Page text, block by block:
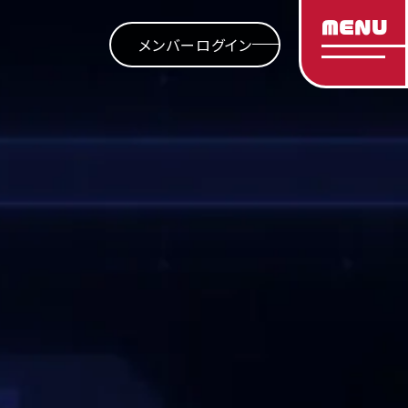
メンバーログイン
MENU